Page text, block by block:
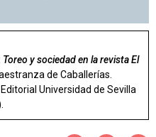
Toreo y sociedad en la revista El
de Caballerías.
Universidad de Sevilla